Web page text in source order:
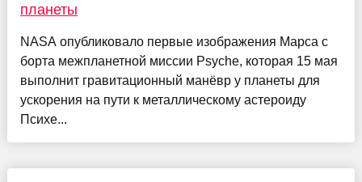
планеты
NASA опубликовало первые изображения Марса с
борта межпланетной миссии Psyche, которая 15 мая
выполнит гравитационный манёвр у планеты для
ускорения на пути к металлическому астероиду
Психе...